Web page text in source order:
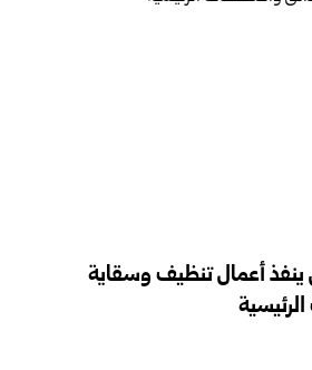
أعمال تنظيف وسقاية